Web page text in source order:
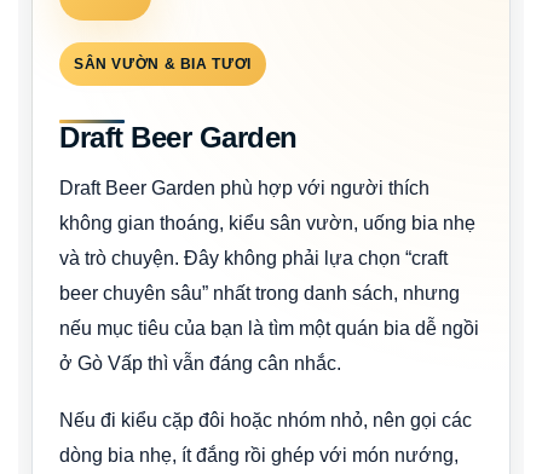
SÂN VƯỜN & BIA TƯƠI
Draft Beer Garden
Draft Beer Garden phù hợp với người thích
không gian thoáng, kiểu sân vườn, uống bia nhẹ
và trò chuyện. Đây không phải lựa chọn “craft
beer chuyên sâu” nhất trong danh sách, nhưng
nếu mục tiêu của bạn là tìm một quán bia dễ ngồi
ở Gò Vấp thì vẫn đáng cân nhắc.
Nếu đi kiểu cặp đôi hoặc nhóm nhỏ, nên gọi các
dòng bia nhẹ, ít đắng rồi ghép với món nướng,